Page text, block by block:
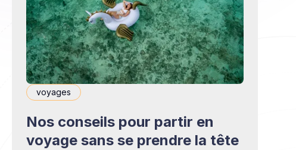
voyages
Nos conseils pour partir en
voyage sans se prendre la tête